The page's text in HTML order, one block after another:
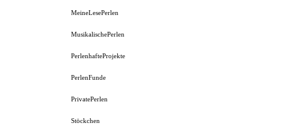
MeineLesePerlen
MusikalischePerlen
PerlenhafteProjekte
PerlenFunde
PrivatePerlen
Stöckchen